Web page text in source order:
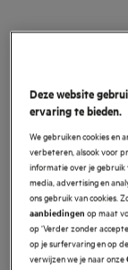
7000
Droogkast
4.8
Productvoordelen
De 7000 SensiDry®
temperaturen.
Gebruik MixDry om
PreciseDry
Deze website
ervaring te bieden.
We gebruiken cookies en
verbeteren, alsook voor
informatie over je gebruik
media, advertising en
ons gebruik van cookies.
aanbiedingen op maat
op ‘Verder zonder
op je surfervaring en op
verwijzen we je naar onze